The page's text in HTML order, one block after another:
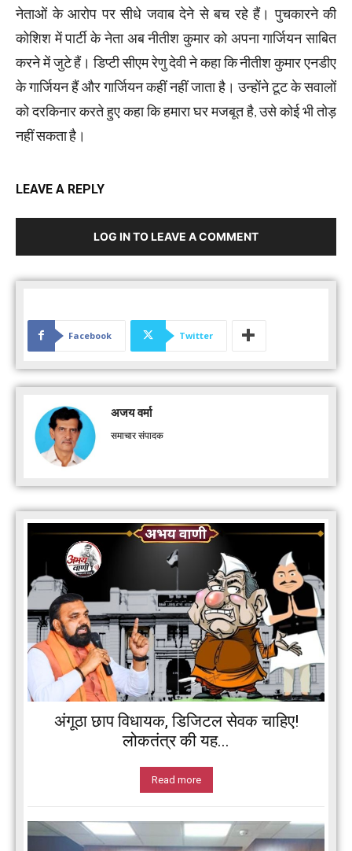
नेताओं के आरोप पर सीधे जवाब देने से बच रहे हैं। पुचकारने की
कोशिश में पार्टी के नेता अब नीतीश कुमार को अपना गार्जियन साबित
करने में जुटे हैं। डिप्टी सीएम रेणु देवी ने कहा कि नीतीश कुमार एनडीए
के गार्जियन हैं और गार्जियन कहीं नहीं जाता है। उन्होंने टूट के सवालों
को दरकिनार करते हुए कहा कि हमारा घर मजबूत है, उसे कोई भी तोड़
नहीं सकता है।
LEAVE A REPLY
LOG IN TO LEAVE A COMMENT
Facebook Twitter
अजय वर्मा
समाचार संपादक
अंगूठा छाप विधायक, डिजिटल सेवक चाहिए!
लोकतंत्र की यह...
Read more